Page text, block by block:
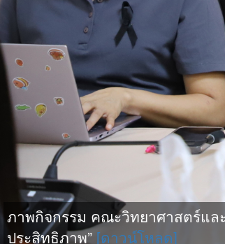
ภาพกิจกรรม คณะวิทยาศาสตร์และ
ประสิทธิภาพ” [ดาวน์โหลด]